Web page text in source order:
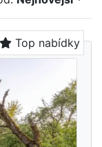
Top nabídky